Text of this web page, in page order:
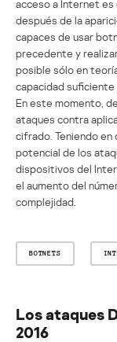
acceso a Internet
después de la
capaces de usar
precedente y
posible sólo en
capacidad suficiente
En este momento,
ataques contra
cifrado. Teniendo
potencial de los
dispositivos del
el aumento del
complejidad.
BOTNETS
Los ataques
2016